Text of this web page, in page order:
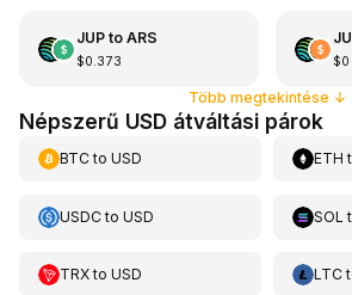
JUPto ARS
$0.373 $0
Több megtekintése ↓
Népszerű USD átváltási párok
BTCto USD ETH
USDCto USD SOL
TRXto USD LTC